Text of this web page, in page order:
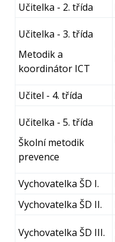
Učitelka - 2. třída
Učitelka - 3. třída
Metodik a
koordinátor ICT
Učitel - 4. třída
Učitelka - 5. třída
Školní metodik
prevence
Vychovatelka ŠD I.
Vychovatelka ŠD II.
Vychovatelka ŠD III.